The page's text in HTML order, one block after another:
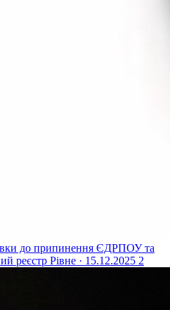
до припинення ЄДРПОУ та
реєстр Рівне · 15.12.2025 2